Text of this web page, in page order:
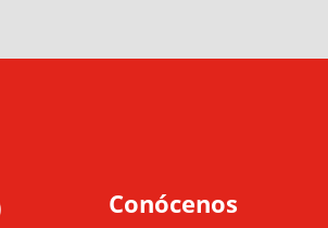
Conócenos